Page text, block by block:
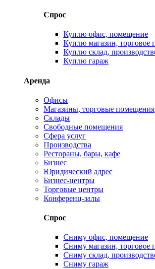
Спрос
Куплю офис, помещение
Куплю магазин, торговое
Куплю склад,
Куплю гараж
Аренда
Офисы
Магазины, торговые помещения
Склады
Свободные помещения
Сфера услуг
Производства
Рестораны, бары, кафе
Бизнес
Юридический адрес
Бизнес-центры
Торговые центры
Конференц-залы
Спрос
Сниму офис, помещение
Сниму магазин, торговое
Сниму склад,
Сниму гараж